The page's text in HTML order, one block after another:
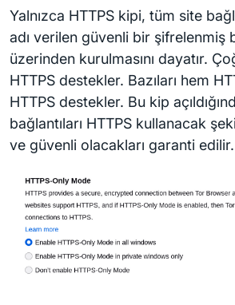
Yalnızca HTTPS kipi, tüm site
adı verilen güvenli bir şifrelenmiş
üzerinden kurulmasını dayatır.
HTTPS destekler. Bazıları hem
HTTPS destekler. Bu kip
bağlantıları HTTPS kullanacak
ve güvenli olacakları garanti edilir.